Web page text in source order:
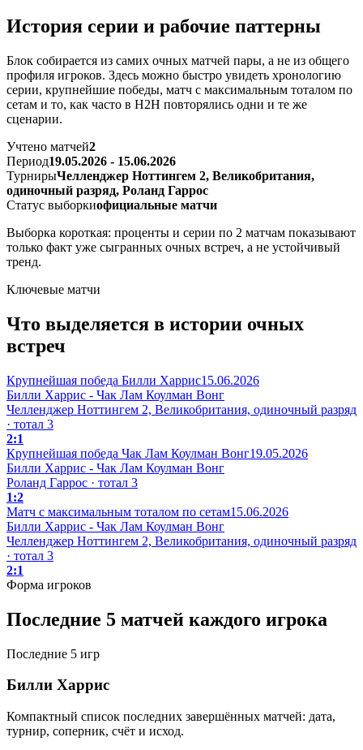
История серии и рабочие паттерны
Блок собирается из самих очных матчей пары, а не из общего
профиля игроков. Здесь можно быстро увидеть хронологию
серии, крупнейшие победы, матч с максимальным тоталом по
сетам и то, как часто в H2H повторялись одни и те же
сценарии.
Учтено матчей2
Период19.05.2026 - 15.06.2026
ТурнирыЧелленджер Ноттингем 2, Великобритания,
одиночный разряд, Роланд Гаррос
Статус выборкиофициальные матчи
Выборка короткая: проценты и серии по 2 матчам показывают
только факт уже сыгранных очных встреч, а не устойчивый
тренд.
Ключевые матчи
Что выделяется в истории очных
встреч
Крупнейшая победа Билли Харрис15.06.2026
Билли Харрис - Чак Лам Коулман Вонг
Челленджер Ноттингем 2, Великобритания, одиночный разряд
· тотал 3
2:1
Крупнейшая победа Чак Лам Коулман Вонг19.05.2026
Билли Харрис - Чак Лам Коулман Вонг
Роланд Гаррос · тотал 3
1:2
Матч с максимальным тоталом по сетам15.06.2026
Билли Харрис - Чак Лам Коулман Вонг
Челленджер Ноттингем 2, Великобритания, одиночный разряд
· тотал 3
2:1
Форма игроков
Последние 5 матчей каждого игрока
Последние 5 игр
Билли Харрис
Компактный список последних завершённых матчей: дата,
турнир, соперник, счёт и исход.